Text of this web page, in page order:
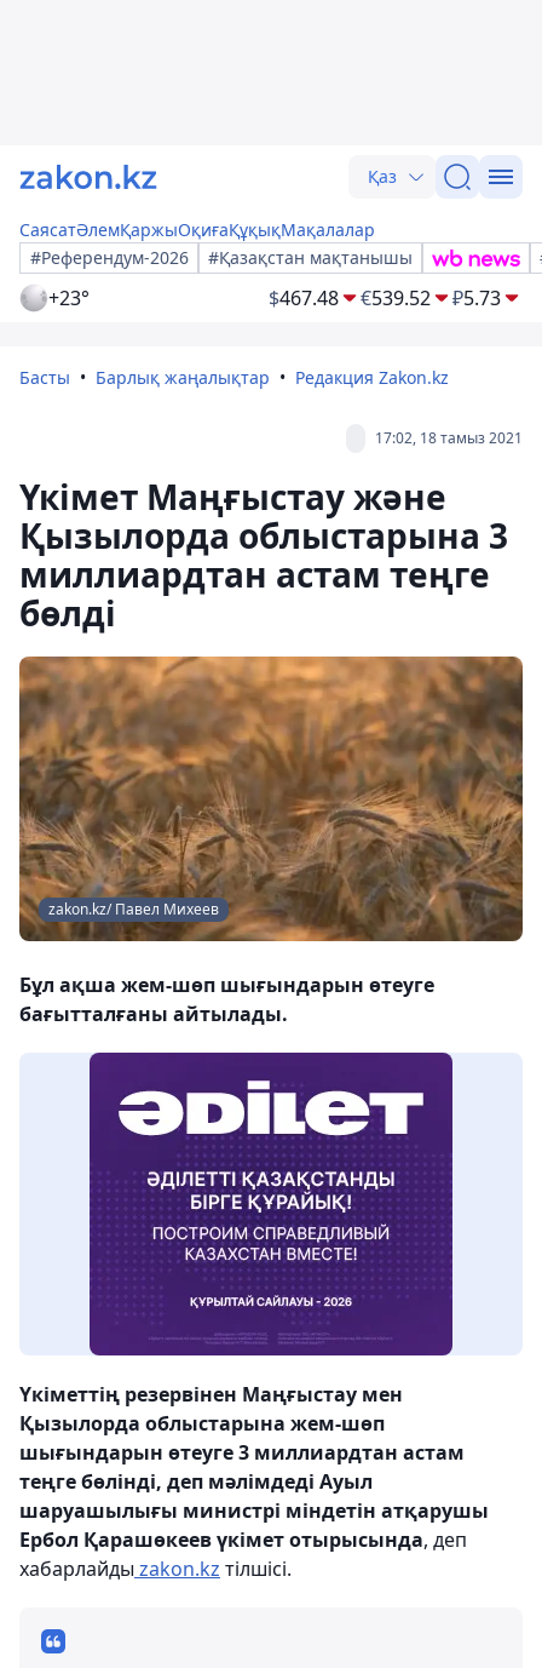
Қаз
СаясатӘлемҚаржыОқиғаҚұқықМақалалар
#Референдум-2026
#Қазақстан мақтанышы
+23° $467.48 €539.52 ₽5.73
Басты Барлық жаңалықтар Редакция Zakon.kz
17:02, 18 тамыз 2021
Үкімет Маңғыстау және
Қызылорда облыстарына 3
миллиардтан астам теңге
бөлді
zakon.kz/ Павел Михеев
Бұл ақша жем-шөп шығындарын өтеуге
бағытталғаны айтылады.
Үкіметтің резервінен Маңғыстау мен
Қызылорда облыстарына жем-шөп
шығындарын өтеуге 3 миллиардтан астам
теңге бөлінді, деп мәлімдеді Ауыл
шаруашылығы министрі міндетін атқарушы
Ербол Қарашөкеев үкімет отырысында, деп
хабарлайды zakon.kz тілшісі.